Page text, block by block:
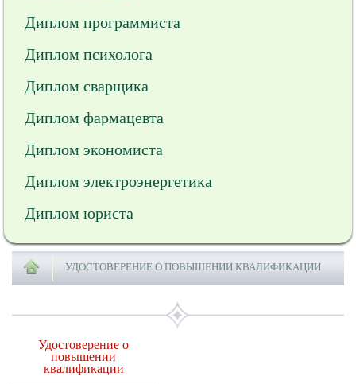
Диплом программиста
Диплом психолога
Диплом сварщика
Диплом фармацевта
Диплом экономиста
Диплом электроэнергетика
Диплом юриста
УДОСТОВЕРЕНИЕ О ПОВЫШЕНИИ КВАЛИФИКАЦИИ
Удостоверение о
повышении
квалификации